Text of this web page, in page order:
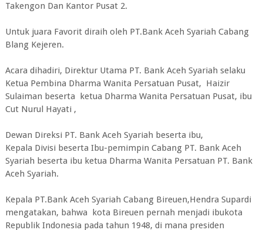
Takengon Dan Kantor Pusat 2.
Untuk juara Favorit diraih oleh PT.Bank Aceh Syariah Cabang
Blang Kejeren.
Acara dihadiri, Direktur Utama PT. Bank Aceh Syariah selaku
Ketua Pembina Dharma Wanita Persatuan Pusat, Haizir
Sulaiman beserta ketua Dharma Wanita Persatuan Pusat, ibu
Cut Nurul Hayati ,
Dewan Direksi PT. Bank Aceh Syariah beserta ibu,
Kepala Divisi beserta Ibu-pemimpin Cabang PT. Bank Aceh
Syariah beserta ibu ketua Dharma Wanita Persatuan PT. Bank
Aceh Syariah.
Kepala PT.Bank Aceh Syariah Cabang Bireuen,Hendra Supardi
mengatakan, bahwa kota Bireuen pernah menjadi ibukota
Republik Indonesia pada tahun 1948, di mana presiden